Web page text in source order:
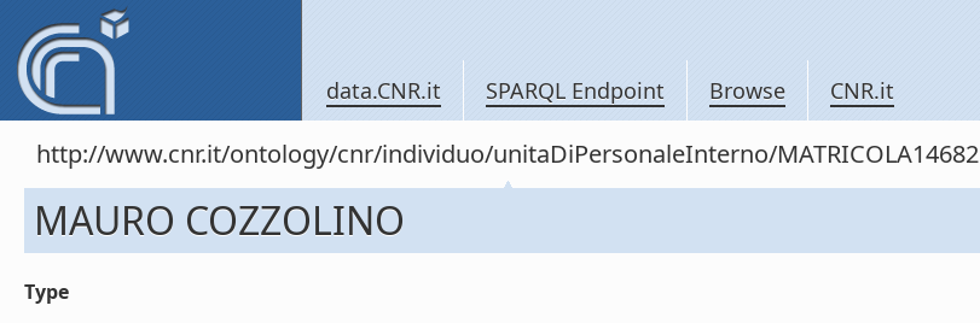
data.CNR.it SPARQL Endpoint Browse CNR.it
http://www.cnr.it/ontology/cnr/individuo/unitaDiPersonaleInterno/MATRICOLA14682
MAURO COZZOLINO
Type